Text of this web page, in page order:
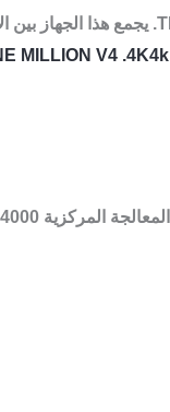
MILLION V4 .4K4k